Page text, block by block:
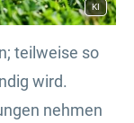
KI
teilweise so
wird.
nehmen